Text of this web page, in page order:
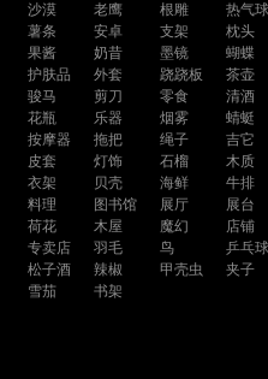
沙漠
老鹰 根雕
热气球
薯条
安卓 支架
枕头
果酱
奶昔 墨镜
蝴蝶
护肤品
外套 跷跷板
茶壶
骏马
剪刀 零食
清酒
花瓶
乐器 烟雾
蜻蜓
按摩器
拖把 绳子
吉它
皮套
灯饰 石榴
木质
衣架
贝壳 海鲜
牛排
料理
图书馆 展厅
展台
荷花
木屋 魔幻
店铺
专卖店
羽毛 鸟
乒乓球
松子酒
辣椒 甲壳虫
夹子
雪茄
书架